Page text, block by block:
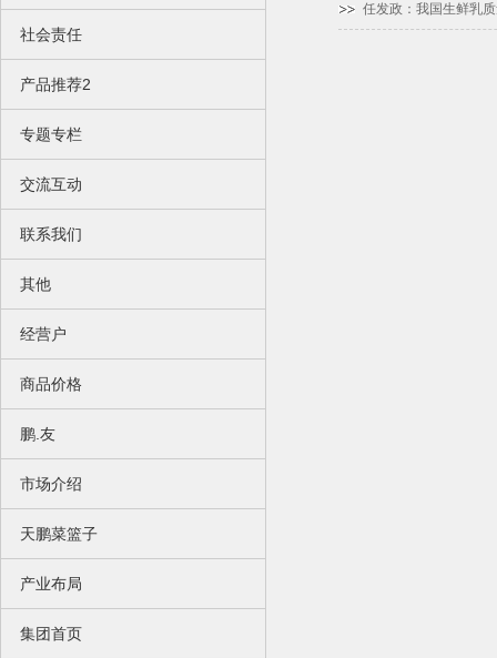
社会责任
产品推荐2
专题专栏
交流互动
联系我们
其他
经营户
商品价格
鹏.友
市场介绍
天鹏菜篮子
产业布局
集团首页
任发政：我国生鲜乳